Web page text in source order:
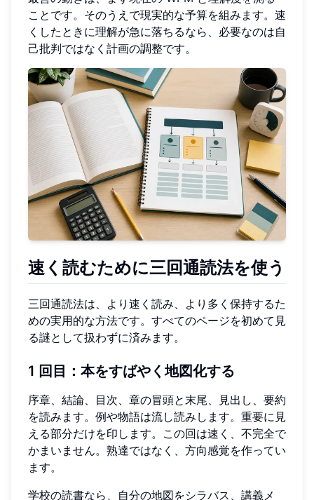
ことです。そのうえで現実的な予算を組みます。速
くしたときに理解が急に落ちるなら、必要なのは自
己批判ではなく計画の調整です。
速く読むために三回通読法を使う
三回通読法は、より速く読み、より多く保持するた
めの実用的な方法です。すべてのページを初めて見
る謎として扱わずに済みます。
1 回目：本をすばやく地図化する
序章、結論、目次、章の冒頭と末尾、見出し、要約
を読みます。例や物語は流し読みします。重要に見
える部分だけを印します。この回は速く、不完全で
かまいません。熟達ではなく、方向感覚を作ってい
ます。
学校の読書なら、自分の地図をシラバス、講義メ